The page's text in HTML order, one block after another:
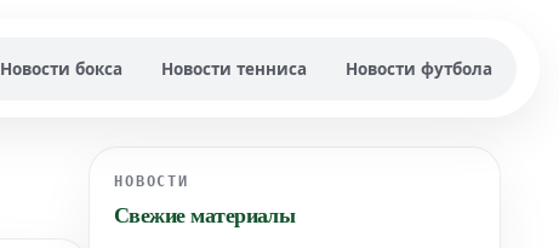
Новости бокса Новости тенниса Новости футбола
НОВОСТИ
Свежие материалы